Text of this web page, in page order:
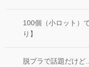
100個（小ロット）
り】
脱プラで話題だけ